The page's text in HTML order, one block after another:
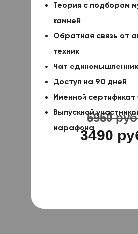
5950
3490
Теория с подбором
камней
Обратная связь от
техник
Чат
Доступ на 90 дней
Именной сертификат
Выпускной
марафона